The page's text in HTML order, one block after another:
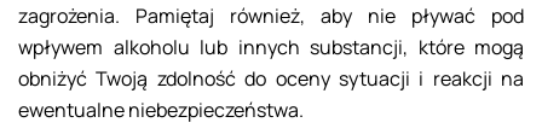
zagrożenia. Pamiętaj również, aby nie pływać pod
wpływem alkoholu lub innych substancji, które mogą
obniżyć Twoją zdolność do oceny sytuacji i reakcji na
ewentualne niebezpieczeństwa.